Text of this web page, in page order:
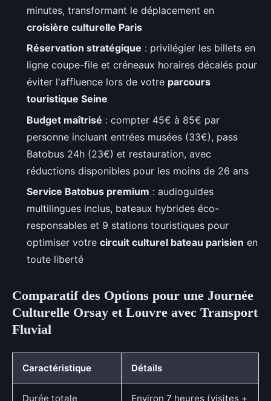
minutes, transformant le déplacement en
croisière culturelle Paris
Réservation stratégique : privilégier les billets en
ligne coupe-file et créneaux horaires décalés pour
éviter l'affluence lors de votre parcours
touristique Seine
Budget maîtrisé : compter 45€ à 85€ par
personne incluant entrées musées (33€), pass
Batobus 24h (23€) et restauration, avec
réductions disponibles pour les moins de 26 ans
Service Batobus premium : audioguides
multilingues inclus, bateaux hybrides éco-
responsables et 9 stations touristiques pour
optimiser votre circuit culturel bateau parisien en
toute liberté
Comparatif des Options pour une Journée
Culturelle Orsay et Louvre avec Transport
Fluvial
Caractéristique Détails
Durée totale
Environ 7 heures (visites +